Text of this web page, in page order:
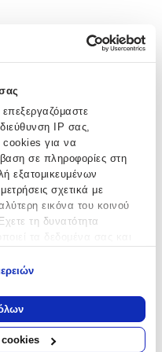
επεξεργαζόμαστε
IP σας,
cookies για να
σε πληροφορίες στη
εξατομικευμένων
σχετικά με
εικόνα του κοινού
τη δυνατότητα
με τη γεωγραφική
να είναι ακριβείς σε
σας σαρώνοντας ενεργά
cookies
Όταν
σε κριτικές χρηστών
SHOPFLIX ή έχουν
προσφορές!
όρους χρήσης